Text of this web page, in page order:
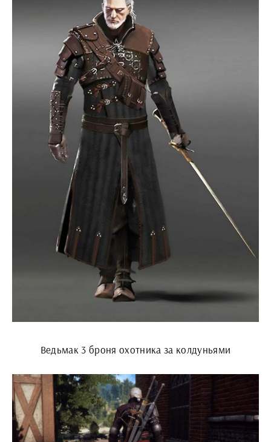
Ведьмак 3 броня охотника за колдуньями